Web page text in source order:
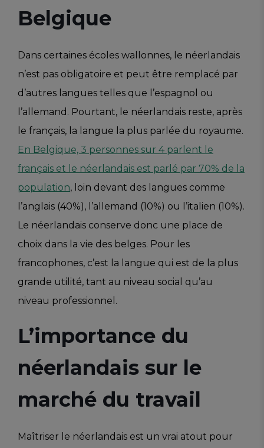
Belgique
Dans certaines écoles wallonnes, le néerlandais
n’est pas obligatoire et peut être remplacé par
d’autres langues telles que l’espagnol ou
l’allemand. Pourtant, le néerlandais reste, après
le français, la langue la plus parlée du royaume.
En Belgique, 3 personnes sur 4 parlent le
français et le néerlandais est parlé par 70% de la
population, loin devant des langues comme
l’anglais (40%), l’allemand (10%) ou l’italien (10%).
Le néerlandais conserve donc une place de
choix dans la vie des belges. Pour les
francophones, c’est la langue qui est de la plus
grande utilité, tant au niveau social qu’au
niveau professionnel.
L’importance du
néerlandais sur le
marché du travail
Maîtriser le néerlandais est un vrai atout pour